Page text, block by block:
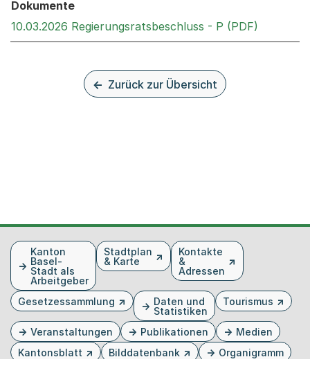
Dokumente
10.03.2026 Regierungsratsbeschluss - P (PDF)
Zurück zur Übersicht
FusszeileKanton
Basel-
Stadt als
Arbeitgeber
Stadtplan
& Karte
Kontakte
&
Adressen
Gesetzessammlung
Daten und
Statistiken
Tourismus
Veranstaltungen Publikationen
Medien
Kantonsblatt
Bilddatenbank Organigramm